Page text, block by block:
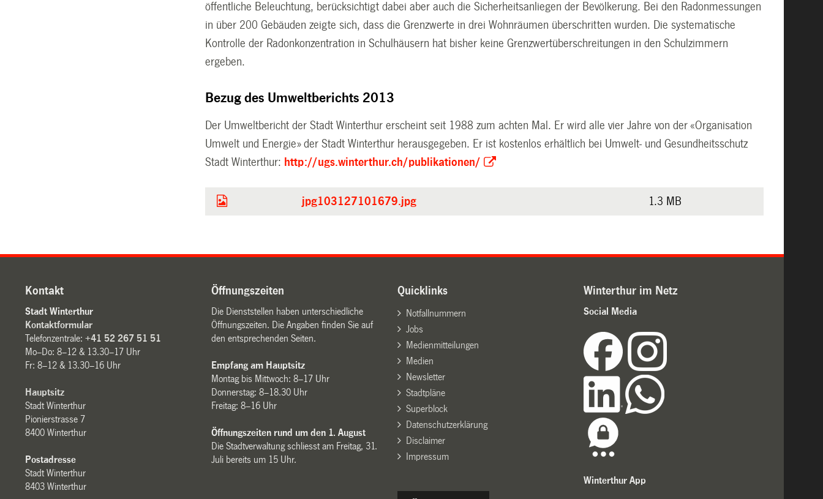
öffentliche Beleuchtung, berücksichtigt dabei aber auch die Sicherheitsanliegen der Bevölkerung. Bei den Radonmessungen
in über 200 Gebäuden zeigte sich, dass die Grenzwerte in drei Wohnräumen überschritten wurden. Die systematische
Kontrolle der Radonkonzentration in Schulhäusern hat bisher keine Grenzwertüberschreitungen in den Schulzimmern
ergeben.
Bezug des Umweltberichts 2013
Der Umweltbericht der Stadt Winterthur erscheint seit 1988 zum achten Mal. Er wird alle vier Jahre von der «Organisation
Umwelt und Energie» der Stadt Winterthur herausgegeben. Er ist kostenlos erhältlich bei Umwelt- und Gesundheitsschutz
Stadt Winterthur: http://ugs.winterthur.ch/publikationen/
jpg103127101679.jpg 1.3 MB
Kontakt
Stadt Winterthur
Kontaktformular
Telefonzentrale:+41 52 267 51 51
Mo–Do: 8–12 & 13.30–17 Uhr
Fr: 8–12 & 13.30–16 Uhr
Hauptsitz
Stadt Winterthur
Pionierstrasse 7
8400 Winterthur
Postadresse
Stadt Winterthur
8403 Winterthur
Öffnungszeiten
Die Dienststellen haben unterschiedliche
Öffnungszeiten. Die Angaben finden Sie auf
den entsprechenden Seiten.
Empfang am Hauptsitz
Montag bis Mittwoch: 8–17 Uhr
Donnerstag: 8–18.30 Uhr
Freitag: 8–16 Uhr
Öffnungszeiten rund um den 1. August
Die Stadtverwaltung schliesst am Freitag, 31.
Juli bereits um 15 Uhr.
Quicklinks
Notfallnummern
Jobs
Medienmitteilungen
Medien
Newsletter
Stadtpläne
Superblock
Datenschutzerklärung
Disclaimer
Impressum
Winterthur im Netz
Social Media
Winterthur App